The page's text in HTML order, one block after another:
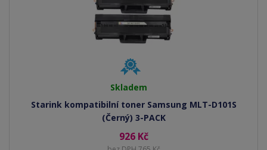
Skladem
Starink kompatibilní toner Samsung MLT-D101S
(Černý) 3-PACK
926 Kč